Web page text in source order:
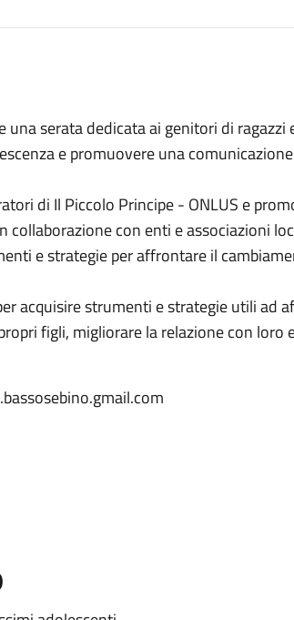
serata dedicata ai genitori di ragazzi
e promuovere una
di Il Piccolo Principe - ONLUS e
collaborazione con enti e associazioni
e strategie per affrontare il
acquisire strumenti e strategie utili ad
figli, migliorare la relazione con loro